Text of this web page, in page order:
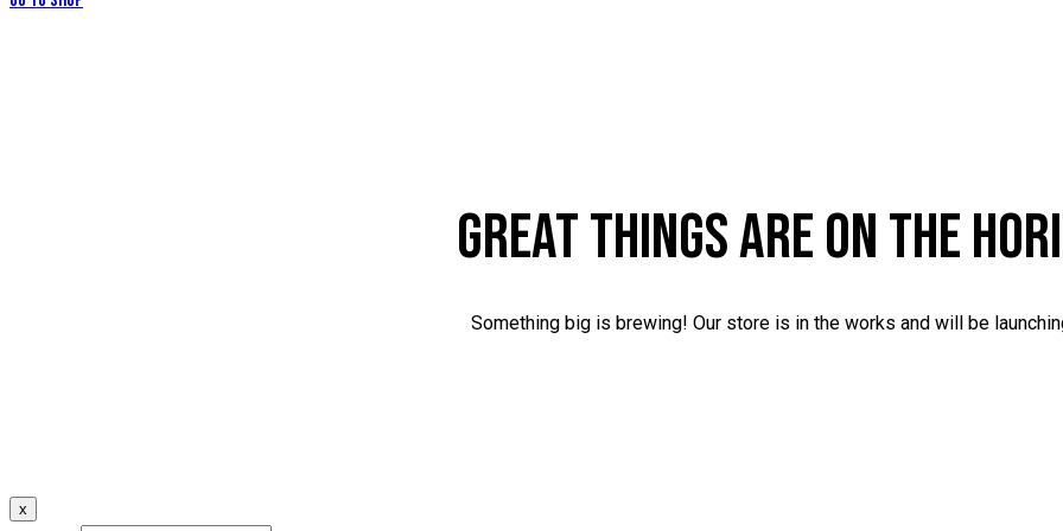
GREAT THINGS ARE ON THE
Something big is brewing! Our store is in the works and will be
x